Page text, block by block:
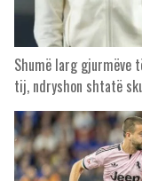
Shumë larg gjurmëve
tij, ndryshon shtatë